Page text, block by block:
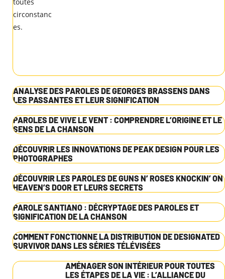
ANALYSE DES PAROLES DE GEORGES BRASSENS DANS
LES PASSANTES ET LEUR SIGNIFICATION
PAROLES DE VIVE LE VENT : COMPRENDRE L’ORIGINE ET LE
SENS DE LA CHANSON
DÉCOUVRIR LES INNOVATIONS DE PEAK DESIGN POUR LES
PHOTOGRAPHES
DÉCOUVRIR LES PAROLES DE GUNS N’ ROSES KNOCKIN’ ON
HEAVEN’S DOOR ET LEURS SECRETS
PAROLE SANTIANO : DÉCRYPTAGE DES PAROLES ET
SIGNIFICATION DE LA CHANSON
COMMENT FONCTIONNE LA DISTRIBUTION DE DESIGNATED
SURVIVOR DANS LES SÉRIES TÉLÉVISÉES
AMÉNAGER SON INTÉRIEUR POUR TOUTES
LES ÉTAPES DE LA VIE : L’ALLIANCE DU